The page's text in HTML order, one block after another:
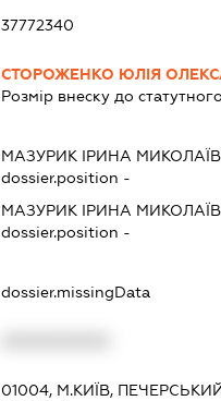
37772340
СТОРОЖЕНКО ЮЛІЯ
Розмір внеску до
МАЗУРИК ІРИНА
dossier.position -
МАЗУРИК ІРИНА
dossier.position -
dossier.missingData
01004, М.КИЇВ,